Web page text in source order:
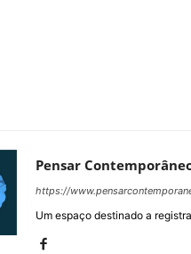
Pensar
https://
Um espaço destinado a